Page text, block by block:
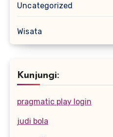
Uncategorized
Wisata
Kunjungi:
pragmatic play login
judi bola